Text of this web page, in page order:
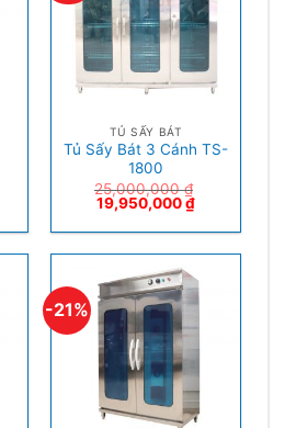
TỦ SẤY BÁT
Tủ Sấy Bát 3 Cánh TS-
1800
25,000,000₫
19,950,000₫
-21%